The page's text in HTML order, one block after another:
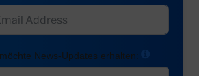
News-Updates erhalten: